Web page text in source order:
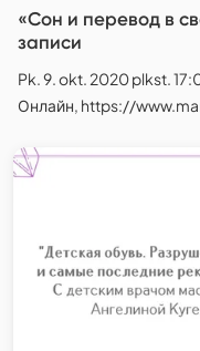
«Сон и перевод в
записи
Pk. 9. okt. 2020 plkst.
Онлайн, https://